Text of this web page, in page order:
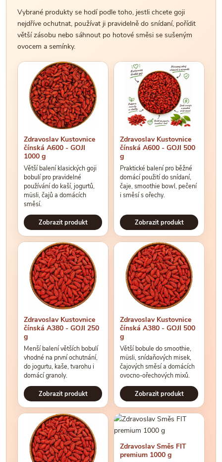
Vybrané produkty se hodí podle toho, jestli chcete goji
nejdříve ochutnat, používat ji pravidelně do snídaní, pořídit
větší zásobu nebo sáhnout po hotové směsi se sušeným
ovocem a semínky.
Zdravoslav Kustovnice
čínská A600 - GOJI
1000 g
Větší balení klasických goji
bobulí pro pravidelné
používání do kaší, jogurtů,
müsli, čajů a domácích
směsí.
Zobrazit produkt
Zdravoslav Kustovnice
čínská A600 - GOJI 500
g
Praktické balení pro běžné
domácí použití do snídaní,
čaje, smoothie bowl, pečení
i směsí s ořechy.
Zobrazit produkt
Zdravoslav Kustovnice
čínská A380 - GOJI 250
g
Menší balení větších bobulí
vhodné na první ochutnání,
do jogurtu, kaše, tvarohu i
domácí granoly.
Zobrazit produkt
Zdravoslav Kustovnice
čínská A380 - GOJI 500
g
Větší bobule do smoothie,
müsli, snídaňových misek,
čajových směsí a domácích
ovocno-ořechových mixů.
Zobrazit produkt
Zdravoslav Směs FIT
premium 1000 g